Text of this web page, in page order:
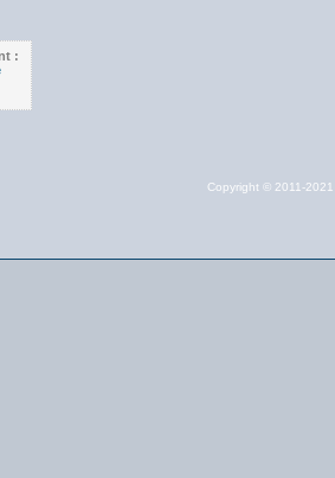
:
Copyright © 2011-